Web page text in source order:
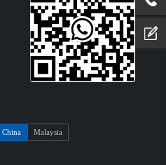
China Malaysia